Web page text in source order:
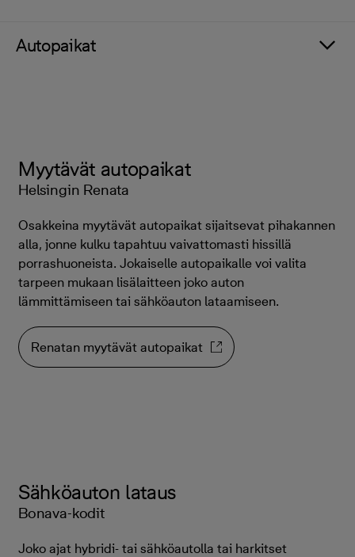
Autopaikat
Myytävät autopaikat
Helsingin Renata
Osakkeina myytävät autopaikat sijaitsevat pihakannen
alla, jonne kulku tapahtuu vaivattomasti hissillä
porrashuoneista. Jokaiselle autopaikalle voi valita
tarpeen mukaan lisälaitteen joko auton
lämmittämiseen tai sähköauton lataamiseen.
Renatan myytävät autopaikat
Sähköauton lataus
Bonava-kodit
Joko ajat hybridi- tai sähköautolla tai harkitset